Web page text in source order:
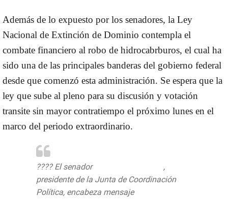
Además de lo expuesto por los senadores, la Ley
Nacional de Extinción de Dominio contempla el
combate financiero al robo de hidrocabrburos, el cual ha
sido una de las principales banderas del gobierno federal
desde que comenzó esta administración. Se espera que la
ley que sube al pleno para su discusión y votación
transite sin mayor contratiempo el próximo lunes en el
marco del periodo extraordinario.
???? El senador
,
presidente de la Junta de Coordinación
Política, encabeza mensaje